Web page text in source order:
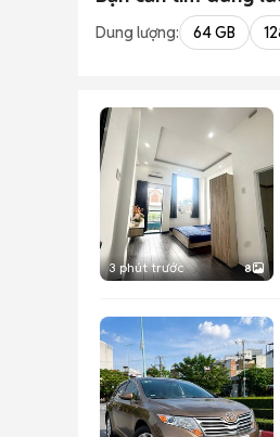
Dung lượng: 64 GB
3 phút trước 8